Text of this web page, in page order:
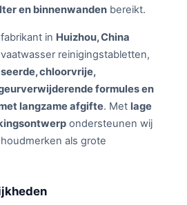
en binnenwanden bereikt.
in Huizhou, China
reinigingstabletten,
chloorvrije,
formules en
langzame afgifte. Met lage
ondersteunen wij
als grote